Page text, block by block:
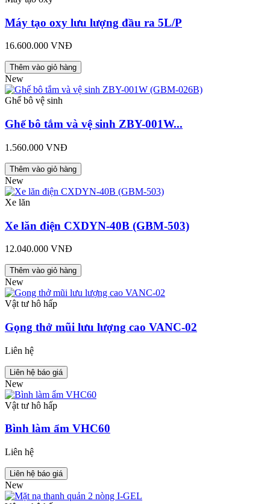
Máy tạo oxy lưu lượng đầu ra 5L/P
16.600.000 VNĐ
Thêm vào giỏ hàng
New
Ghế bô vệ sinh
Ghế bô tắm và vệ sinh ZBY-001W...
1.560.000 VNĐ
Thêm vào giỏ hàng
New
Xe lăn
Xe lăn điện CXDYN-40B (GBM-503)
12.040.000 VNĐ
Thêm vào giỏ hàng
New
Vật tư hô hấp
Gọng thở mũi lưu lượng cao VANC-02
Liên hệ
Liên hệ báo giá
New
Vật tư hô hấp
Bình làm ẩm VHC60
Liên hệ
Liên hệ báo giá
New